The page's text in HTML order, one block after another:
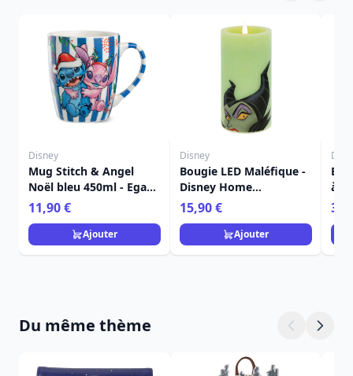
Disney
Mug Stitch & Angel
Noël bleu 450ml - Egan
Disney Home
11,90 €
Ajouter
Disney
Bougie LED Maléfique -
Disney Home
Frangrance Collection
15,90 €
Ajouter
à
Du même thème